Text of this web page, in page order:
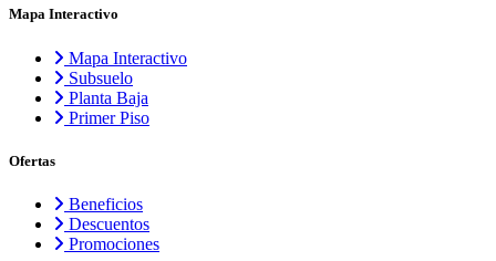
Mapa Interactivo
Mapa Interactivo
Subsuelo
Planta Baja
Primer Piso
Ofertas
Beneficios
Descuentos
Promociones